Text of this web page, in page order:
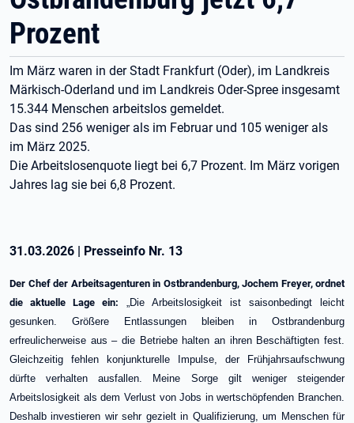
Prozent
Im März waren in der Stadt Frankfurt (Oder), im Landkreis
Märkisch-Oderland und im Landkreis Oder-Spree insgesamt
15.344 Menschen arbeitslos gemeldet.
Das sind 256 weniger als im Februar und 105 weniger als
im März 2025.
Die Arbeitslosenquote liegt bei 6,7 Prozent. Im März vorigen
Jahres lag sie bei 6,8 Prozent.
31.03.2026 | Presseinfo Nr. 13
Der Chef der Arbeitsagenturen in Ostbrandenburg, Jochem Freyer, ordnet
die aktuelle Lage ein: „Die Arbeitslosigkeit ist saisonbedingt leicht
gesunken. Größere Entlassungen bleiben in Ostbrandenburg
erfreulicherweise aus – die Betriebe halten an ihren Beschäftigten fest.
Gleichzeitig fehlen konjunkturelle Impulse, der Frühjahrsaufschwung
dürfte verhalten ausfallen. Meine Sorge gilt weniger steigender
Arbeitslosigkeit als dem Verlust von Jobs in wertschöpfenden Branchen.
Deshalb investieren wir sehr gezielt in Qualifizierung, um Menschen für